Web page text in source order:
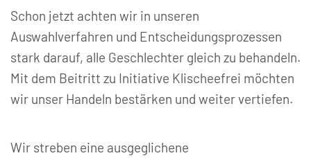
Schon jetzt achten wir in unseren
Auswahlverfahren und Entscheidungsprozessen
stark darauf, alle Geschlechter gleich zu behandeln.
Mit dem Beitritt zu Initiative Klischeefrei möchten
wir unser Handeln bestärken und weiter vertiefen.
Wir streben eine ausgeglichene